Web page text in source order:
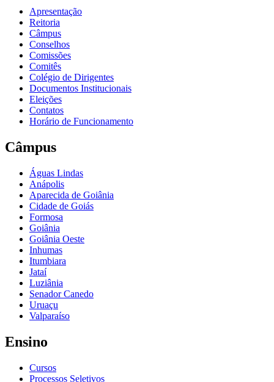
Apresentação
Reitoria
Câmpus
Conselhos
Comissões
Comitês
Colégio de Dirigentes
Documentos Institucionais
Eleições
Contatos
Horário de Funcionamento
Câmpus
Águas Lindas
Anápolis
Aparecida de Goiânia
Cidade de Goiás
Formosa
Goiânia
Goiânia Oeste
Inhumas
Itumbiara
Jataí
Luziânia
Senador Canedo
Uruaçu
Valparaíso
Ensino
Cursos
Processos Seletivos